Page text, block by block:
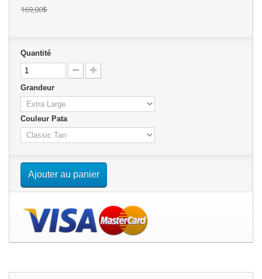
169,00$
Quantité
Grandeur
Couleur Pata
Ajouter au panier